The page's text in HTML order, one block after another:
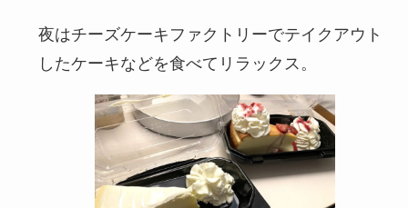
夜はチーズケーキファクトリーでテイクアウト
したケーキなどを食べてリラックス。